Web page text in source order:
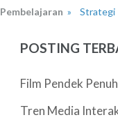
Pembelajaran » Strategi
POSTING
Film Pendek
Tren Media